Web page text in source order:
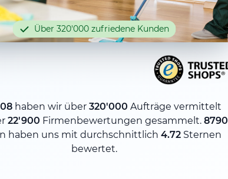
Über 320'000 zufriedene Kunden
haben wir über 320'000 Aufträge vermittelt
22'900 Firmenbewertungen gesammelt. 8790
haben uns mit durchschnittlich 4.72Sternen
bewertet.